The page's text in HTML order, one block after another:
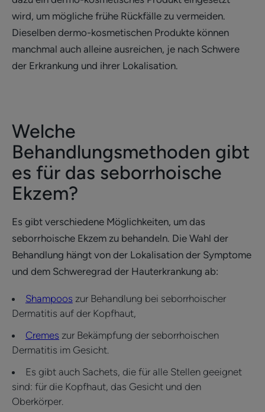
wird, um mögliche frühe Rückfälle zu vermeiden.
Dieselben dermo-kosmetischen Produkte können
manchmal auch alleine ausreichen, je nach Schwere
der Erkrankung und ihrer Lokalisation.
Welche
Behandlungsmethoden gibt
es für das seborrhoische
Ekzem?
Es gibt verschiedene Möglichkeiten, um das
seborrhoische Ekzem zu behandeln. Die Wahl der
Behandlung hängt von der Lokalisation der Symptome
und dem Schweregrad der Hauterkrankung ab:
Shampoos zur Behandlung bei seborrhoischer
Dermatitis auf der Kopfhaut,
Cremes zur Bekämpfung der seborrhoischen
Dermatitis im Gesicht.
Es gibt auch Sachets, die für alle Stellen geeignet
sind: für die Kopfhaut, das Gesicht und den
Oberkörper.